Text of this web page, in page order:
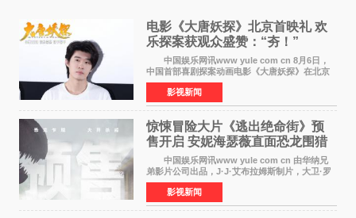
电影《大唐妖探》北京首映礼 欢
乐探案获观众盛赞：“夯！”
中国娱乐网讯www yule com cn 8月6日，
中国首部喜剧探案动画电影《大唐妖探》在北京
举办电影首映礼。导演程腾、联合导演黄珉、总
制片人曹紫建、制片人李莹莹，配音导演张喆，
对白指导程寅，领
影视新闻
惊悚冒险大片《逃出绝命街》预
售开启 安妮海瑟薇直面恐龙围猎
中国娱乐网讯www yule com cn 由华纳兄
弟影片公司出品，J·J·艾布拉姆斯制片，大卫·罗
伯特·米切尔执导，好莱坞巨星安妮·海瑟薇和伊万
·麦克格雷格领衔主演的2026暑期惊悚冒险大片
《逃出绝
影视新闻